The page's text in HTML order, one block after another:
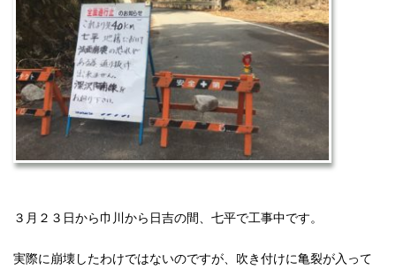
３月２３日から巾川から日吉の間、七平で工事中です。
実際に崩壊したわけではないのですが、吹き付けに亀裂が入って